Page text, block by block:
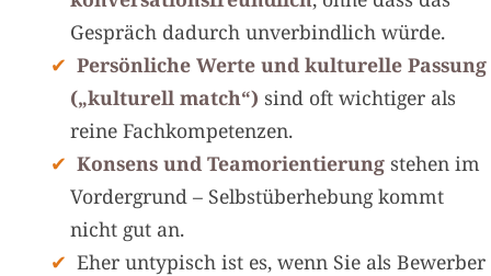
Gespräch dadurch unverbindlich würde.
Persönliche Werte und kulturelle Passung
(„kulturell match“) sind oft wichtiger als
reine Fachkompetenzen.
Konsens und Teamorientierung stehen im
Vordergrund – Selbstüberhebung kommt
nicht gut an.
Eher untypisch ist es, wenn Sie als Bewerber